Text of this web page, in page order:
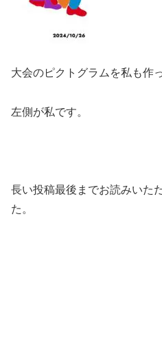
大会のピクトグラムを私も作
左側が私です。
長い投稿最後までお読みいた
た。